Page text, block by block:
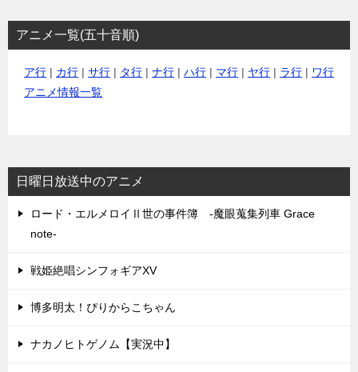
アニメ一覧(五十音順)
ア行 | カ行 | サ行 | タ行 | ナ行 | ハ行 | マ行 | ヤ行 | ラ行 | ワ行
アニメ情報一覧
日曜日放送中のアニメ
ロード・エルメロイⅡ世の事件簿 -魔眼蒐集列車 Grace
note-
戦姫絶唱シンフォギアXV
博多明太！ぴりからこちゃん
ナカノヒトゲノム【実況中】